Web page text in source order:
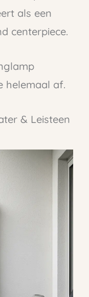
als een
centerpiece.
helemaal af.
& Leisteen